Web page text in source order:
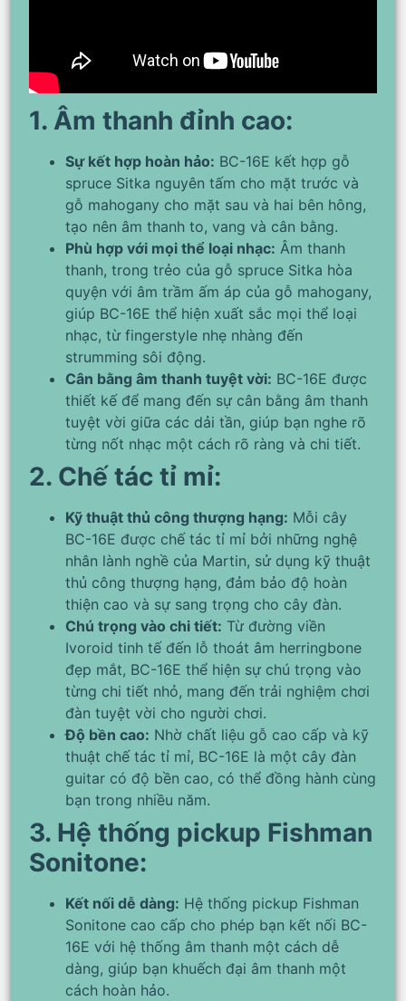
1. Âm thanh đỉnh cao:
Sự kết hợp hoàn hảo: BC-16E kết hợp gỗ
spruce Sitka nguyên tấm cho mặt trước và
gỗ mahogany cho mặt sau và hai bên hông,
tạo nên âm thanh to, vang và cân bằng.
Phù hợp với mọi thể loại nhạc: Âm thanh
thanh, trong trẻo của gỗ spruce Sitka hòa
quyện với âm trầm ấm áp của gỗ mahogany,
giúp BC-16E thể hiện xuất sắc mọi thể loại
nhạc, từ fingerstyle nhẹ nhàng đến
strumming sôi động.
Cân bằng âm thanh tuyệt vời: BC-16E được
thiết kế để mang đến sự cân bằng âm thanh
tuyệt vời giữa các dải tần, giúp bạn nghe rõ
từng nốt nhạc một cách rõ ràng và chi tiết.
2. Chế tác tỉ mỉ:
Kỹ thuật thủ công thượng hạng: Mỗi cây
BC-16E được chế tác tỉ mỉ bởi những nghệ
nhân lành nghề của Martin, sử dụng kỹ thuật
thủ công thượng hạng, đảm bảo độ hoàn
thiện cao và sự sang trọng cho cây đàn.
Chú trọng vào chi tiết: Từ đường viền
Ivoroid tinh tế đến lỗ thoát âm herringbone
đẹp mắt, BC-16E thể hiện sự chú trọng vào
từng chi tiết nhỏ, mang đến trải nghiệm chơi
đàn tuyệt vời cho người chơi.
Độ bền cao: Nhờ chất liệu gỗ cao cấp và kỹ
thuật chế tác tỉ mỉ, BC-16E là một cây đàn
guitar có độ bền cao, có thể đồng hành cùng
bạn trong nhiều năm.
3. Hệ thống pickup Fishman
Sonitone:
Kết nối dễ dàng: Hệ thống pickup Fishman
Sonitone cao cấp cho phép bạn kết nối BC-
16E với hệ thống âm thanh một cách dễ
dàng, giúp bạn khuếch đại âm thanh một
cách hoàn hảo.